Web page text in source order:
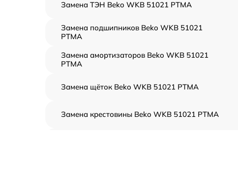
Замена ТЭН Beko WKB 51021 PTMA
Замена подшипников Beko WKB 51021
PTMA
Замена амортизаторов Beko WKB 51021
PTMA
Замена щёток Beko WKB 51021 PTMA
Замена крестовины Beko WKB 51021 PTMA